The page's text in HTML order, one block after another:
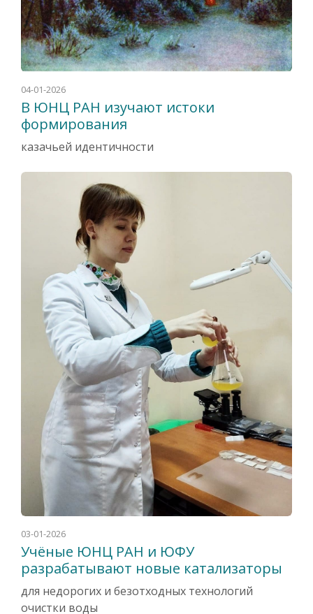
04-01-2026
В ЮНЦ РАН изучают истоки
формирования
казачьей идентичности
03-01-2026
Учёные ЮНЦ РАН и ЮФУ
разрабатывают новые катализаторы
для недорогих и безотходных технологий
очистки воды